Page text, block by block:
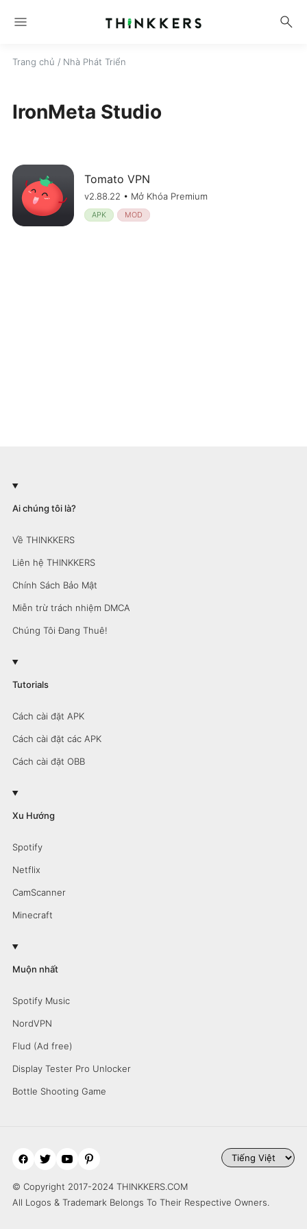
menu search
Trang chủ / Nhà Phát Triển
IronMeta Studio
Tomato VPN
v2.88.22 • Mở Khóa Premium
APK MOD
Ai chúng tôi là?
Về THINKKERS
Liên hệ THINKKERS
Chính Sách Bảo Mật
Miễn trừ trách nhiệm DMCA
Chúng Tôi Đang Thuê!
Tutorials
Cách cài đặt APK
Cách cài đặt các APK
Cách cài đặt OBB
Xu Hướng
Spotify
Netflix
CamScanner
Minecraft
Muộn nhất
Spotify Music
NordVPN
Flud (Ad free)
Display Tester Pro Unlocker
Bottle Shooting Game
© Copyright 2017-2024 THINKKERS.COM
All Logos & Trademark Belongs To Their Respective Owners.